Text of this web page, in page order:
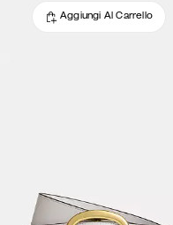
Aggiungi Al Carrello